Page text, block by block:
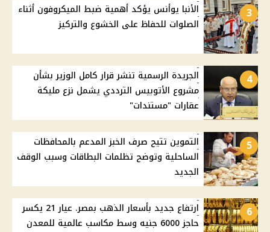
3
الأنبا يوأنس يؤكد أهمية ضبط الميكروفون أثناء
الصلوات للحفاظ على الخشوع والتركيز
4
الجريدة الرسمية تنشر قرار كامل الوزير بشأن
مشروع الأتوبيس الترددي يشمل نزع مليكة
عقارات "مستندات"
5
التموين تتيح صرف الخبز المدعم بالمحافظات
الساحلية وتوضح تظلمات البطاقات وسبب الوقف
الجديد
6
ارتفاع جديد بأسعار الذهب بمصر. عيار 21 يكسر
حاجز 6000 جنيه وسط مكاسب عالمية للمعدن